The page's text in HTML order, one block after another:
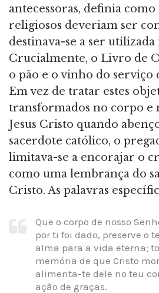
antecessoras, definia como
religiosos deveriam ser
destinava-se a ser utilizada
Crucialmente, o Livro de
o pão e o vinho do serviço
Em vez de tratar estes
transformados no corpo e
Jesus Cristo quando
sacerdote católico, o
limitava-se a encorajar o
como uma lembrança do
Cristo. As palavras
Que o corpo de nosso
por ti foi dado, preserve o
alma para a vida eterna;
memória de que Cristo
alimenta-te dele no teu
ação de graças.